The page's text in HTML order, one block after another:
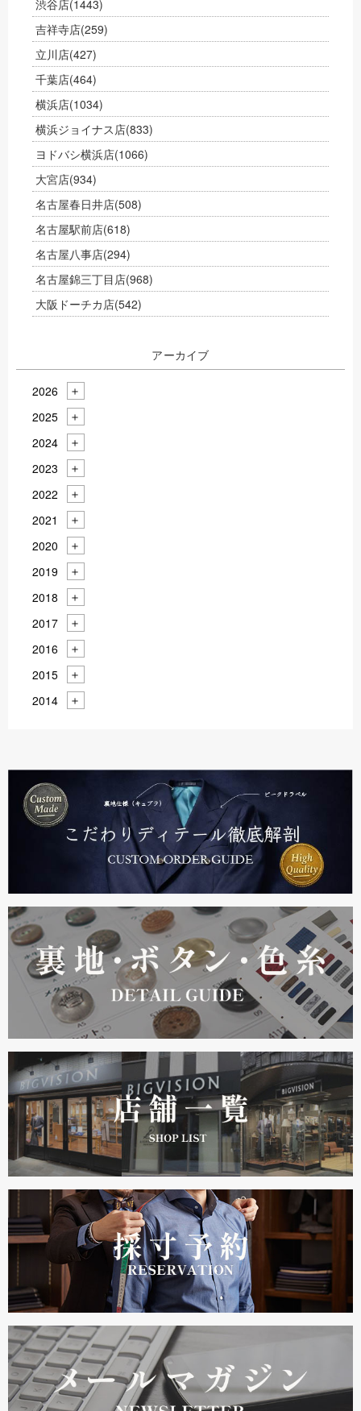
渋谷店(1443)
吉祥寺店(259)
立川店(427)
千葉店(464)
横浜店(1034)
横浜ジョイナス店(833)
ヨドバシ横浜店(1066)
大宮店(934)
名古屋春日井店(508)
名古屋駅前店(618)
名古屋八事店(294)
名古屋錦三丁目店(968)
大阪ドーチカ店(542)
アーカイブ
2026
2025
2024
2023
2022
2021
2020
2019
2018
2017
2016
2015
2014